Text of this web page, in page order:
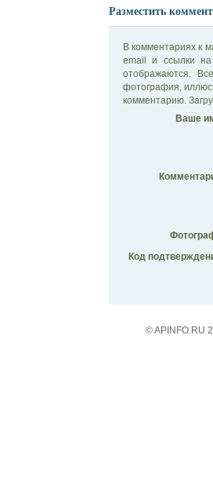
Разместить
В комментариях к
email и ссылки
отображаются.
фотография,
комментарию.
Ваше
Код
© APINFO.RU